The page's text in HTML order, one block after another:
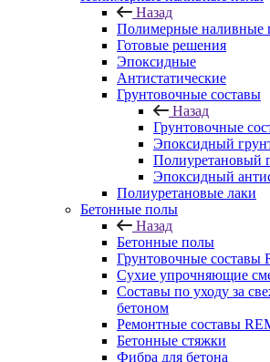
Назад
Полимерные наливные
Готовые решения
Эпоксидные
Антистатические
Грунтовочные составы
Назад
Грунтовочные
Эпоксидный
Полиуретановый
Эпоксидный
Полиуретановые лаки
Бетонные полы
Назад
Бетонные полы
Грунтовочные составы
Сухие упрочняющие
Составы по уходу за
бетоном
Ремонтные составы
Бетонные стяжки
Фибра для бетона